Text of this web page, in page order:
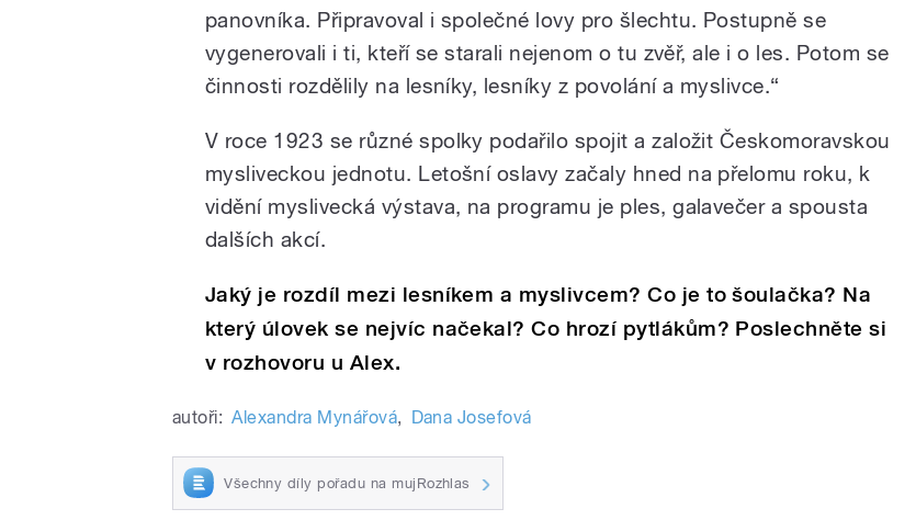
panovníka. Připravoval i společné lovy pro šlechtu. Postupně se
vygenerovali i ti, kteří se starali nejenom o tu zvěř, ale i o les. Potom se
činnosti rozdělily na lesníky, lesníky z povolání a myslivce.“
V roce 1923 se různé spolky podařilo spojit a založit Českomoravskou
mysliveckou jednotu. Letošní oslavy začaly hned na přelomu roku, k
vidění myslivecká výstava, na programu je ples, galavečer a spousta
dalších akcí.
Jaký je rozdíl mezi lesníkem a myslivcem? Co je to šoulačka? Na
který úlovek se nejvíc načekal? Co hrozí pytlákům? Poslechněte si
v rozhovoru u Alex.
autoři: Alexandra Mynářová, Dana Josefová
Všechny díly pořadu na mujRozhlas